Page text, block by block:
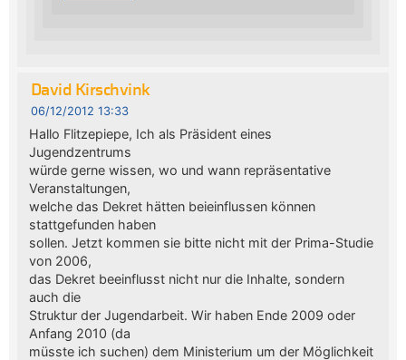
David Kirschvink
06/12/2012 13:33
Hallo Flitzepiepe, Ich als Präsident eines
Jugendzentrums
würde gerne wissen, wo und wann repräsentative
Veranstaltungen,
welche das Dekret hätten beieinflussen können
stattgefunden haben
sollen. Jetzt kommen sie bitte nicht mit der Prima-Studie
von 2006,
das Dekret beeinflusst nicht nur die Inhalte, sondern
auch die
Struktur der Jugendarbeit. Wir haben Ende 2009 oder
Anfang 2010 (da
müsste ich suchen) dem Ministerium um der Möglichkeit